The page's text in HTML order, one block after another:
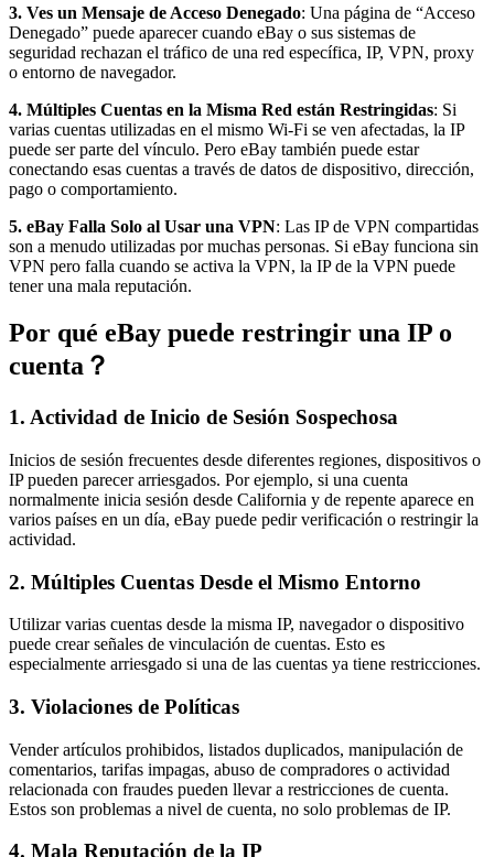
3. Ves un Mensaje de Acceso Denegado: Una página de “Acceso
Denegado” puede aparecer cuando eBay o sus sistemas de
seguridad rechazan el tráfico de una red específica, IP, VPN, proxy
o entorno de navegador.
4. Múltiples Cuentas en la Misma Red están Restringidas: Si
varias cuentas utilizadas en el mismo Wi-Fi se ven afectadas, la IP
puede ser parte del vínculo. Pero eBay también puede estar
conectando esas cuentas a través de datos de dispositivo, dirección,
pago o comportamiento.
5. eBay Falla Solo al Usar una VPN: Las IP de VPN compartidas
son a menudo utilizadas por muchas personas. Si eBay funciona sin
VPN pero falla cuando se activa la VPN, la IP de la VPN puede
tener una mala reputación.
Por qué eBay puede restringir una IP o
cuenta？
1. Actividad de Inicio de Sesión Sospechosa
Inicios de sesión frecuentes desde diferentes regiones, dispositivos o
IP pueden parecer arriesgados. Por ejemplo, si una cuenta
normalmente inicia sesión desde California y de repente aparece en
varios países en un día, eBay puede pedir verificación o restringir la
actividad.
2. Múltiples Cuentas Desde el Mismo Entorno
Utilizar varias cuentas desde la misma IP, navegador o dispositivo
puede crear señales de vinculación de cuentas. Esto es
especialmente arriesgado si una de las cuentas ya tiene restricciones.
3. Violaciones de Políticas
Vender artículos prohibidos, listados duplicados, manipulación de
comentarios, tarifas impagas, abuso de compradores o actividad
relacionada con fraudes pueden llevar a restricciones de cuenta.
Estos son problemas a nivel de cuenta, no solo problemas de IP.
4. Mala Reputación de la IP